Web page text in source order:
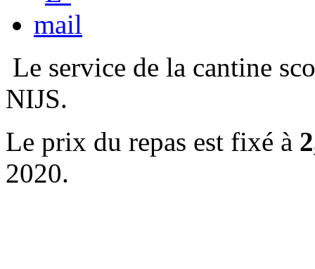
Le service de la cantine
NIJS.
Le prix du repas est fixé à
2020.